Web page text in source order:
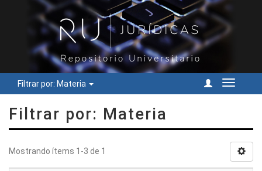
Filtrar por: Materia
Cambiar
Filtrar por: Materia
Mostrando ítems 1-3 de 1